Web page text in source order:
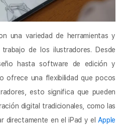
una variedad de herramientas y
de los ilustradores. Desde
hasta software de edición y
ofrece una flexibilidad que pocos
esto significa que pueden
digital tradicionales, como las
directamente en el iPad y el Apple